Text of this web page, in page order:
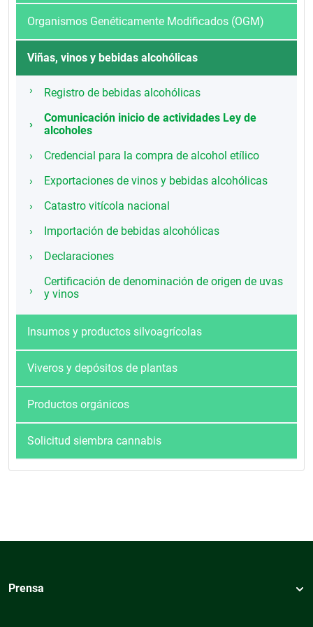
Organismos Genéticamente Modificados (OGM)
Viñas, vinos y bebidas alcohólicas
Registro de bebidas alcohólicas
Comunicación inicio de actividades Ley de
alcoholes
Credencial para la compra de alcohol etílico
Exportaciones de vinos y bebidas alcohólicas
Catastro vitícola nacional
Importación de bebidas alcohólicas
Declaraciones
Certificación de denominación de origen de uvas
y vinos
Insumos y productos silvoagrícolas
Viveros y depósitos de plantas
Productos orgánicos
Solicitud siembra cannabis
Prensa